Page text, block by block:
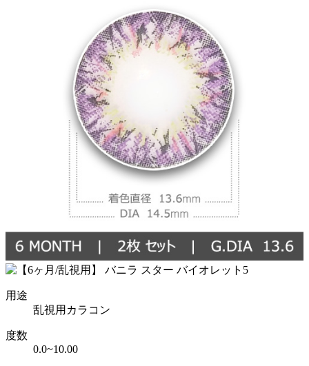
用途
乱視用カラコン
度数
0.0~10.00